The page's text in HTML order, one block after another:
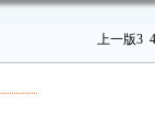
上一版3 4